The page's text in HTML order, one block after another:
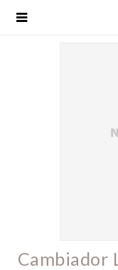

Cambiador